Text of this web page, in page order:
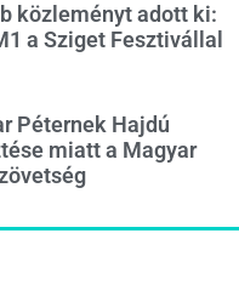
közleményt adott ki:
a Sziget Fesztivállal
Péternek Hajdú
miatt a Magyar